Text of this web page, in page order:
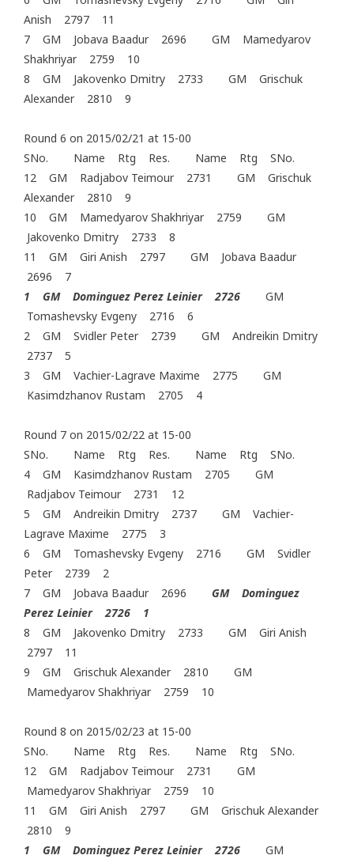
Anish 2797 11
7 GM Jobava Baadur 2696 GM Mamedyarov
Shakhriyar 2759 10
8 GM Jakovenko Dmitry 2733 GM Grischuk
Alexander 2810 9
Round 6 on 2015/02/21 at 15-00
SNo. Name Rtg Res. Name Rtg SNo.
12 GM Radjabov Teimour 2731 GM Grischuk
Alexander 2810 9
10 GM Mamedyarov Shakhriyar 2759 GM
Jakovenko Dmitry 2733 8
11 GM Giri Anish 2797 GM Jobava Baadur
2696 7
1 GM Dominguez Perez Leinier 2726 GM
Tomashevsky Evgeny 2716 6
2 GM Svidler Peter 2739 GM Andreikin Dmitry
2737 5
3 GM Vachier-Lagrave Maxime 2775 GM
Kasimdzhanov Rustam 2705 4
Round 7 on 2015/02/22 at 15-00
SNo. Name Rtg Res. Name Rtg SNo.
4 GM Kasimdzhanov Rustam 2705 GM
Radjabov Teimour 2731 12
5 GM Andreikin Dmitry 2737 GM Vachier-
Lagrave Maxime 2775 3
6 GM Tomashevsky Evgeny 2716 GM Svidler
Peter 2739 2
7 GM Jobava Baadur 2696
GM Dominguez
Perez Leinier 2726 1
8 GM Jakovenko Dmitry 2733 GM Giri Anish
2797 11
9 GM Grischuk Alexander 2810 GM
Mamedyarov Shakhriyar 2759 10
Round 8 on 2015/02/23 at 15-00
SNo. Name Rtg Res. Name Rtg SNo.
12 GM Radjabov Teimour 2731 GM
Mamedyarov Shakhriyar 2759 10
11 GM Giri Anish 2797 GM Grischuk Alexander
2810 9
1 GM Dominguez Perez Leinier 2726 GM